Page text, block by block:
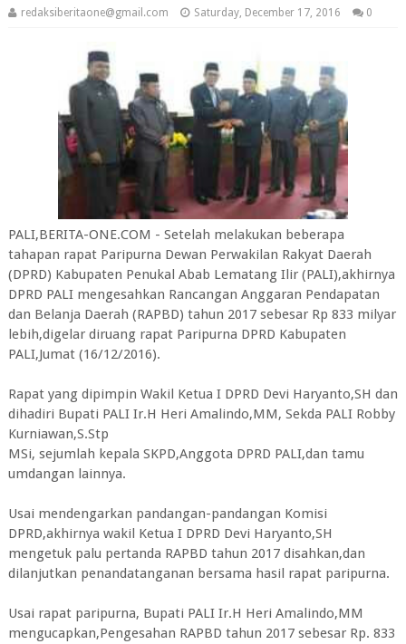
redaksiberitaone@gmail.com Saturday, December 17, 2016 0
PALI,BERITA-ONE.COM - Setelah melakukan beberapa
tahapan rapat Paripurna Dewan Perwakilan Rakyat Daerah
(DPRD) Kabupaten Penukal Abab Lematang Ilir (PALI),akhirnya
DPRD PALI mengesahkan Rancangan Anggaran Pendapatan
dan Belanja Daerah (RAPBD) tahun 2017 sebesar Rp 833 milyar
lebih,digelar diruang rapat Paripurna DPRD Kabupaten
PALI,Jumat (16/12/2016).
Rapat yang dipimpin Wakil Ketua I DPRD Devi Haryanto,SH dan
dihadiri Bupati PALI Ir.H Heri Amalindo,MM, Sekda PALI Robby
Kurniawan,S.Stp
MSi, sejumlah kepala SKPD,Anggota DPRD PALI,dan tamu
umdangan lainnya.
Usai mendengarkan pandangan-pandangan Komisi
DPRD,akhirnya wakil Ketua I DPRD Devi Haryanto,SH
mengetuk palu pertanda RAPBD tahun 2017 disahkan,dan
dilanjutkan penandatanganan bersama hasil rapat paripurna.
Usai rapat paripurna, Bupati PALI Ir.H Heri Amalindo,MM
mengucapkan,Pengesahan RAPBD tahun 2017 sebesar Rp. 833